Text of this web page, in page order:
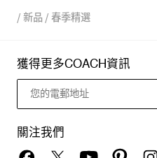
/ 新品 / 春季精選
獲得更多COACH資訊
關注我們